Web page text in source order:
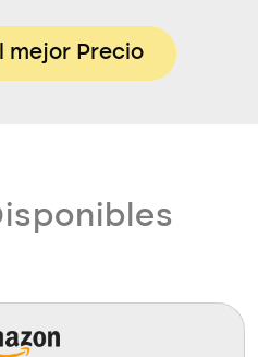
mejor Precio